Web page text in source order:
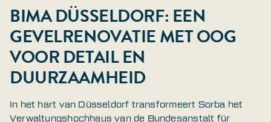
BIMA DÜSSELDORF: EEN
GEVELRENOVATIE MET OOG
VOOR DETAIL EN
DUURZAAMHEID
In het hart van Düsseldorf transformeert Sorba het
Verwaltungshochhaus van de Bundesanstalt für